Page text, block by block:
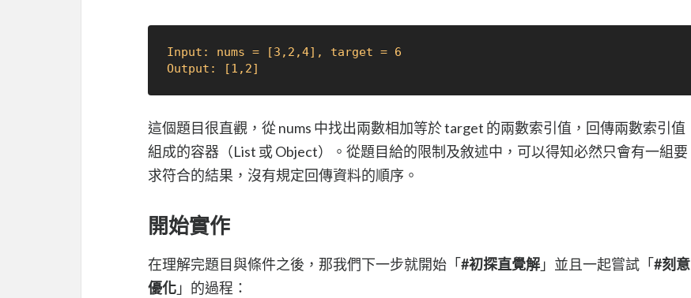
Input: nums = [3,2,4], target = 6
Output: [1,2]
這個題目很直觀，從 nums 中找出兩數相加等於 target 的兩數索引值，回傳兩數索引值
組成的容器（List 或 Object）。從題目給的限制及敘述中，可以得知必然只會有一組要
求符合的結果，沒有規定回傳資料的順序。
開始實作
在理解完題目與條件之後，那我們下一步就開始「#初探直覺解 」並且一起嘗試「#刻意
優化 」的過程：